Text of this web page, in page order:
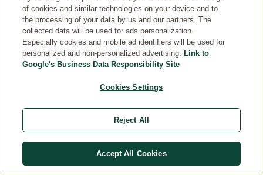
fre
on
of cookies and similar technologies on your device and to
the processing of your data by us and our partners. The
collected data will be used for ads personalization.
Especially cookies and mobile ad identifiers will be used for
personalized and non-personalized advertising. Link to
Google's Business Data Responsibility Site
Cookies Settings
Reject All
Accept All Cookies